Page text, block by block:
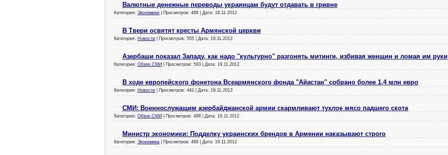
Валютные денежные переводы украинцам будут отдавать в гривне
Категория: Экономика | Просмотров: 489 | Дата: 19.11.2012
В Твери освятят кресты Армянской церкви
Категория: Новости | Просмотров: 555 | Дата: 19.11.2012
Азербаши показал Западу, как надо "культурно" разгонять митинги, избивая женщин и ломая им руки
Категория: Обзор СМИ | Просмотров: 593 | Дата: 19.11.2012
В ходе европейского фонетона Всеармянского фонда "Айастан" собрано более 1,4 млн евро
Категория: Новости | Просмотров: 442 | Дата: 19.11.2012
СМИ: Военнослужащим азербайджанской армии скармливают тухлое мясо падшего скота
Категория: Обзор СМИ | Просмотров: 498 | Дата: 19.11.2012
Министр экономики: Подделку украинских брендов в Армении наказывают строго
Категория: Экономика | Просмотров: 488 | Дата: 19.11.2012